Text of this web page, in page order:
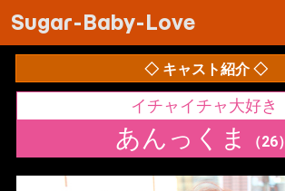
Sugar-Baby-Love
◇ キャスト紹介 ◇
イチャイチャ大好き
あんっくま （26）